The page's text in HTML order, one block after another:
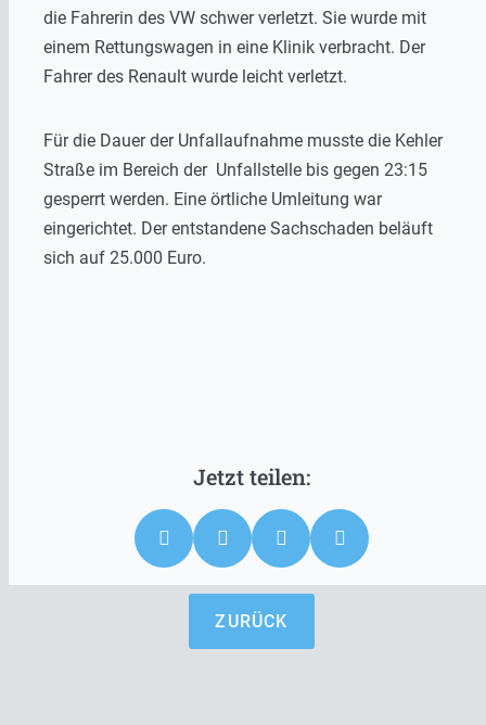
die Fahrerin des VW schwer verletzt. Sie wurde mit
einem Rettungswagen in eine Klinik verbracht. Der
Fahrer des Renault wurde leicht verletzt.
Für die Dauer der Unfallaufnahme musste die Kehler
Straße im Bereich der Unfallstelle bis gegen 23:15
gesperrt werden. Eine örtliche Umleitung war
eingerichtet. Der entstandene Sachschaden beläuft
sich auf 25.000 Euro.
ZURÜCK